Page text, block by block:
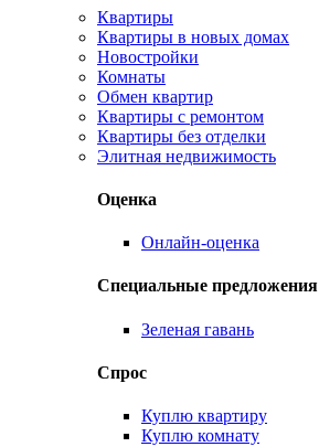
Квартиры
Квартиры в новых домах
Новостройки
Комнаты
Обмен квартир
Квартиры с ремонтом
Квартиры без отделки
Элитная недвижимость
Оценка
Онлайн-оценка
Специальные предложения
Зеленая гавань
Спрос
Куплю квартиру
Куплю комнату